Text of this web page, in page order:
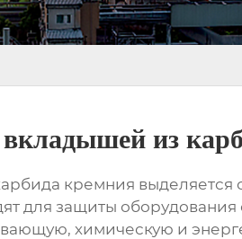
из
кремния выделяется
для защиты
химическую и